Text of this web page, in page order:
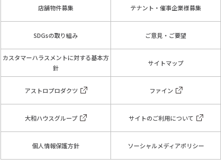
店舗物件募集 テナント・催事企業様募集
SDGsの取り組み ご意見・ご要望
カスタマーハラスメントに対する基本方
針
サイトマップ
アストロプロダクツ ファイン
大和ハウスグループ サイトのご利用について
個人情報保護方針 ソーシャルメディアポリシー